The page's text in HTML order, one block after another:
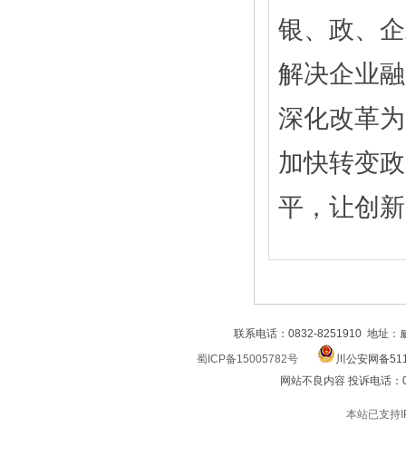
银、政、
解决企业
深化改革
加快转变
平，让创
联系电话：0832-8251910 地址
蜀ICP备15005782号
川公安网备
网站不良内容 投诉电话
本站已支持